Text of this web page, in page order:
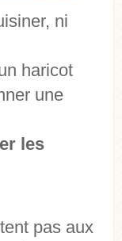
ni
haricot
une
les
pas aux